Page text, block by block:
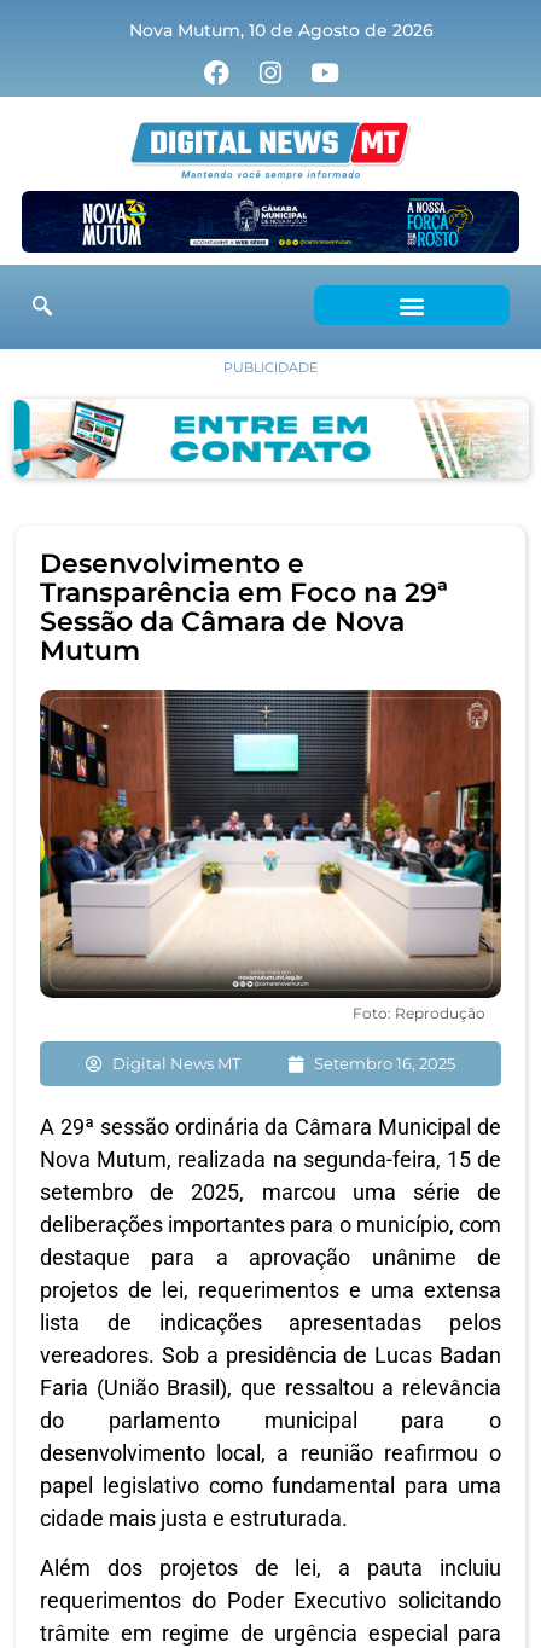
Nova Mutum, 10 de Agosto de 2026
PUBLICIDADE
Desenvolvimento e
Transparência em Foco na 29ª
Sessão da Câmara de Nova
Mutum
Foto: Reprodução
Digital News MT Setembro 16, 2025
A 29ª sessão ordinária da Câmara Municipal de
Nova Mutum, realizada na segunda-feira, 15 de
setembro de 2025, marcou uma série de
deliberações importantes para o município, com
destaque para a aprovação unânime de
projetos de lei, requerimentos e uma extensa
lista de indicações apresentadas pelos
vereadores. Sob a presidência de Lucas Badan
Faria (União Brasil), que ressaltou a relevância
do parlamento municipal para o
desenvolvimento local, a reunião reafirmou o
papel legislativo como fundamental para uma
cidade mais justa e estruturada.
Além dos projetos de lei, a pauta incluiu
requerimentos do Poder Executivo solicitando
trâmite em regime de urgência especial para